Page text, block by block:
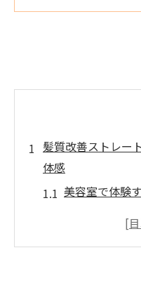
髪質改善ストレー
体感
美容室で体験
自然な仕上が